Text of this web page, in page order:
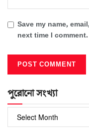
Save my name,
next time I comment.
পুরোনো সংখ্যা
পুরোনো
সংখ্যা